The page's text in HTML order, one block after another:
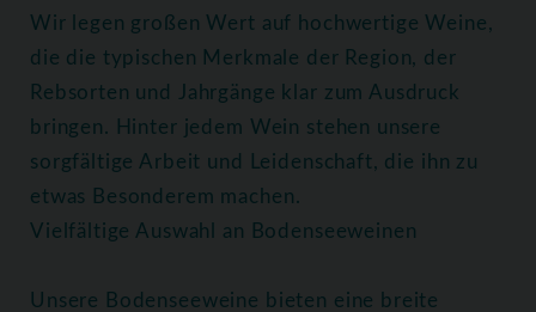
Wir legen großen Wert auf hochwertige Weine,
die die typischen Merkmale der Region, der
Rebsorten und Jahrgänge klar zum Ausdruck
bringen. Hinter jedem Wein stehen unsere
sorgfältige Arbeit und Leidenschaft, die ihn zu
etwas Besonderem machen.
Vielfältige Auswahl an Bodenseeweinen
Unsere Bodenseeweine bieten eine breite